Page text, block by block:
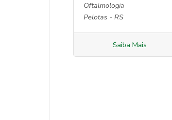
Oftalmologia
Pelotas - RS
Saiba Mais